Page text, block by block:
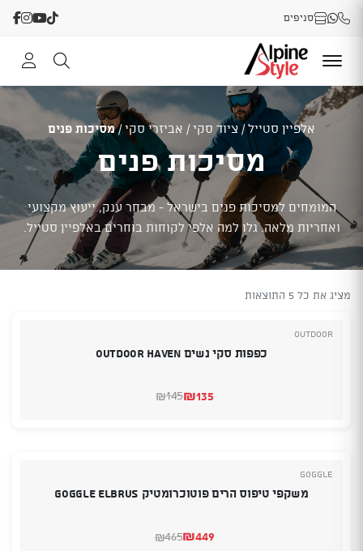
סניפים
אלפיין סטייל/ציוד סקי/ אביזרי סקי/מסיכות פנים
מסיכות פנים
המומחים למסיכות פנים בישראל - מבחר ענק, ייעוץ מקצועי
ואחריות מלאה. גלו למה אלפי לקוחות בוחרים באלפיין סטייל.
מציג את כל 5 התוצאות
Outdoor
כפפות סקי נשים Outdoor Haven
₪145
המחיר₪135
המחיר
Goggle
משקפי טיפוס הרים פוטוכרומטיק GOGGLE ELBRUS
₪465
המחיר₪449
המחיר